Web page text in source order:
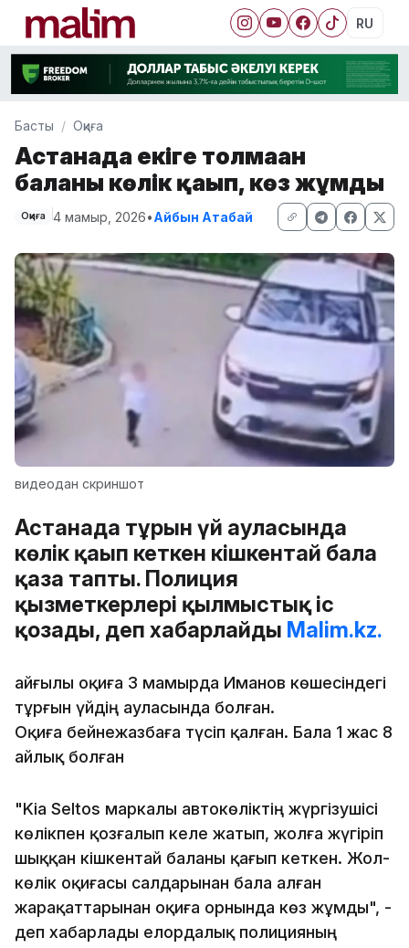
RU
Басты Оқиға
Астанада екіге толмаған
баланы көлік қағып, көз жұмды
Оқиға 4 мамыр, 2026•Айбын Атабай
видеодан скриншот
Астанада тұрғын үй ауласында
көлік қағып кеткен кішкентай бала
қаза тапты. Полиция
қызметкерлері қылмыстық іс
қозғады, деп хабарлайды Malim.kz.
Қайғылы оқиға 3 мамырда Иманов көшесіндегі
тұрғын үйдің ауласында болған.
Оқиға бейнежазбаға түсіп қалған. Бала 1 жас 8
айлық болған
"Kia Seltos маркалы автокөліктің жүргізушісі
көлікпен қозғалып келе жатып, жолға жүгіріп
шыққан кішкентай баланы қағып кеткен. Жол-
көлік оқиғасы салдарынан бала алған
жарақаттарынан оқиға орнында көз жұмды", -
деп хабарлады елордалық полицияның